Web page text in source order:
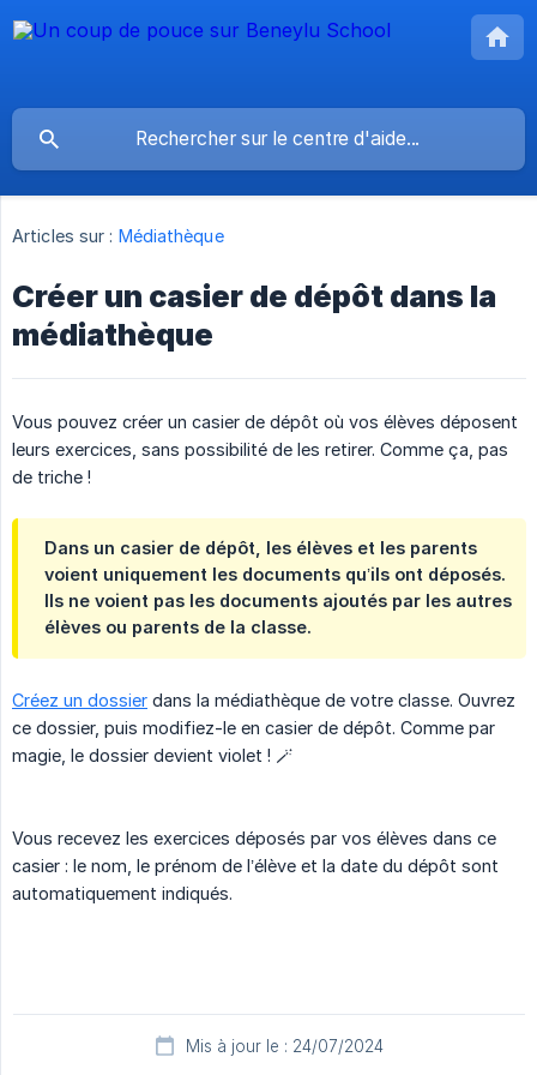
Articles sur : Médiathèque
Créer un casier de dépôt dans la
médiathèque
Vous pouvez créer un casier de dépôt où vos élèves déposent
leurs exercices, sans possibilité de les retirer. Comme ça, pas
de triche !
Dans un casier de dépôt, les élèves et les parents
voient uniquement les documents qu’ils ont déposés.
Ils ne voient pas les documents ajoutés par les autres
élèves ou parents de la classe.
Créez un dossier dans la médiathèque de votre classe. Ouvrez
ce dossier, puis modifiez-le en casier de dépôt. Comme par
magie, le dossier devient violet ! 🪄
Vous recevez les exercices déposés par vos élèves dans ce
casier : le nom, le prénom de l’élève et la date du dépôt sont
automatiquement indiqués.
Mis à jour le : 24/07/2024